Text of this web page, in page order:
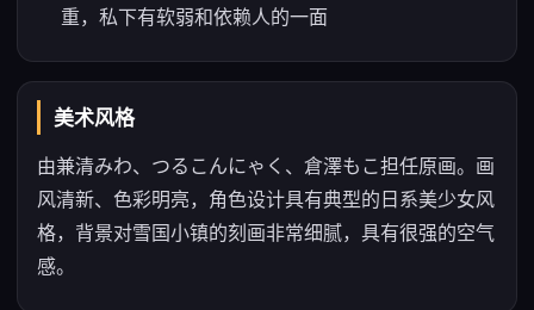
重，私下有软弱和依赖人的一面
美术风格
由兼清みわ、つるこんにゃく、倉澤もこ担任原画。画
风清新、色彩明亮，角色设计具有典型的日系美少女风
格，背景对雪国小镇的刻画非常细腻，具有很强的空气
感。